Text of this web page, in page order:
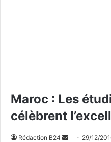
Maroc : Les
célèbrent
Rédaction B24 29/12/